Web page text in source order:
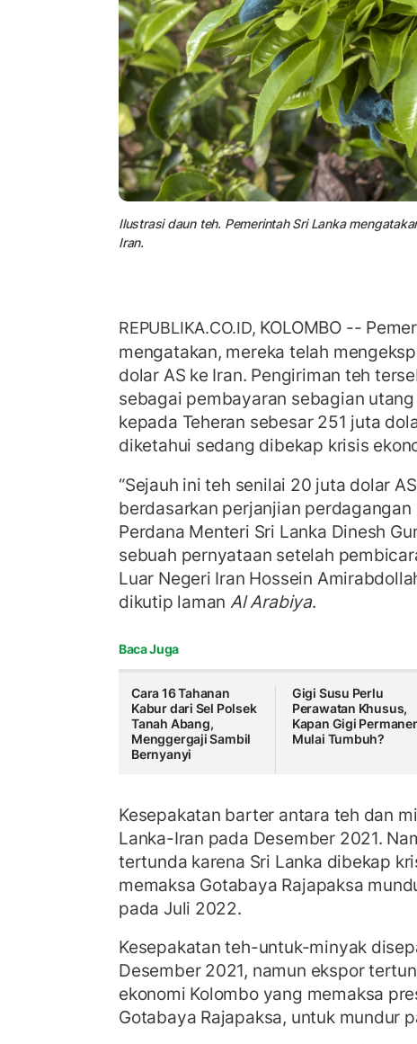
Ilustrasi daun teh. Pemerintah Sri Lanka
Iran.
REPUBLIKA.CO.ID, KOLOMBO --
mengatakan, mereka telah
dolar AS ke Iran. Pengiriman teh
sebagai pembayaran sebagian
kepada Teheran sebesar 251 juta
diketahui sedang dibekap krisis
“Sejauh ini teh senilai 20 juta dolar
berdasarkan perjanjian perdagangan
Perdana Menteri Sri Lanka Dinesh
sebuah pernyataan setelah
Luar Negeri Iran Hossein
dikutip laman Al Arabiya.
Baca Juga
Cara 16 Tahanan
Kabur dari Sel Polsek
Tanah Abang,
Menggergaji Sambil
Bernyanyi
Gigi Susu Perlu
Perawatan Khusus,
Kapan Gigi
Mulai Tumbuh?
Kesepakatan barter antara teh dan
Lanka-Iran pada Desember 2021.
tertunda karena Sri Lanka dibekap
memaksa Gotabaya Rajapaksa
pada Juli 2022.
Kesepakatan teh-untuk-minyak
Desember 2021, namun ekspor
ekonomi Kolombo yang memaksa
Gotabaya Rajapaksa, untuk mundur